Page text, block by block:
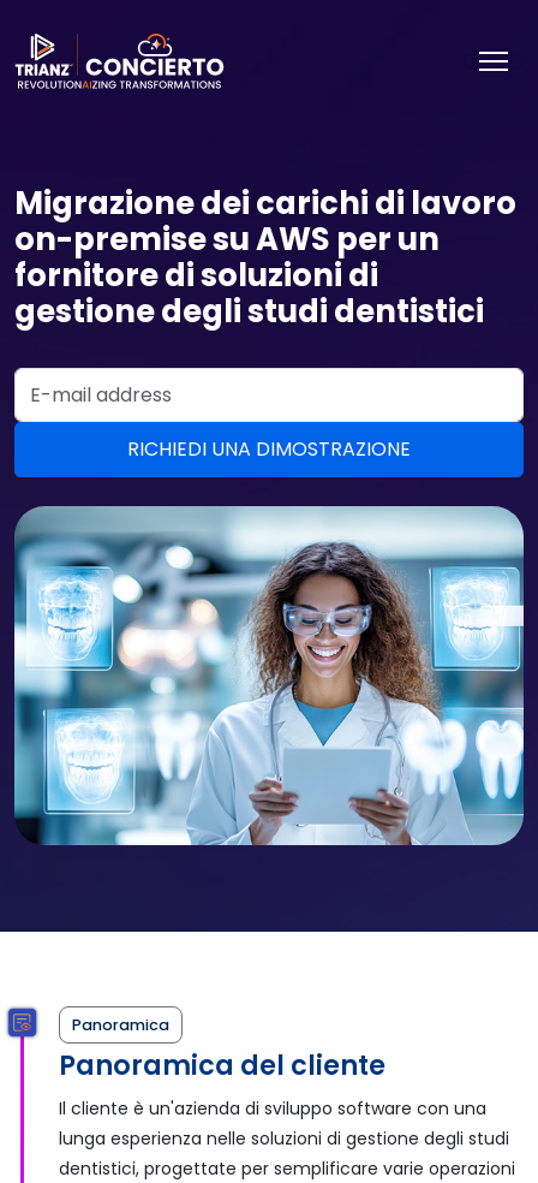
Migrazione dei carichi di lavoro
on-premise su AWS per un
fornitore di soluzioni di
gestione degli studi dentistici
Email Address
Panoramica
Panoramica del cliente
Il cliente è un'azienda di sviluppo software con una
lunga esperienza nelle soluzioni di gestione degli studi
dentistici, progettate per semplificare varie operazioni